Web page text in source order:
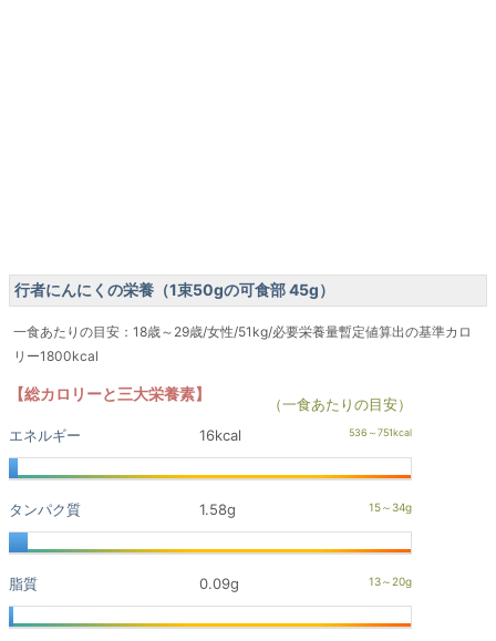
行者にんにくの栄養（1束50gの可食部 45g）
一食あたりの目安：18歳～29歳/女性/51kg/必要栄養量暫定値算出の基準カロ
リー1800kcal
【総カロリーと三大栄養素】
（一食あたりの目安）
エネルギー
16kcal
タンパク質 1.58g
脂質 0.09g